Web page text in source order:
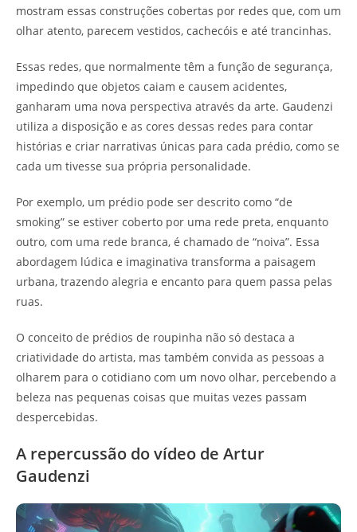
mostram essas construções cobertas por redes que, com um
olhar atento, parecem vestidos, cachecóis e até trancinhas.
Essas redes, que normalmente têm a função de segurança,
impedindo que objetos caiam e causem acidentes,
ganharam uma nova perspectiva através da arte. Gaudenzi
utiliza a disposição e as cores dessas redes para contar
histórias e criar narrativas únicas para cada prédio, como se
cada um tivesse sua própria personalidade.
Por exemplo, um prédio pode ser descrito como “de
smoking” se estiver coberto por uma rede preta, enquanto
outro, com uma rede branca, é chamado de “noiva”. Essa
abordagem lúdica e imaginativa transforma a paisagem
urbana, trazendo alegria e encanto para quem passa pelas
ruas.
O conceito de prédios de roupinha não só destaca a
criatividade do artista, mas também convida as pessoas a
olharem para o cotidiano com um novo olhar, percebendo a
beleza nas pequenas coisas que muitas vezes passam
despercebidas.
A repercussão do vídeo de Artur
Gaudenzi